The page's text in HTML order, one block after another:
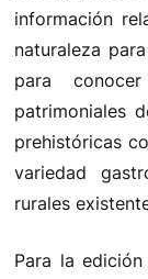
información
naturaleza
para
patrimoniales
prehistóricas
variedad
rurales
Para la